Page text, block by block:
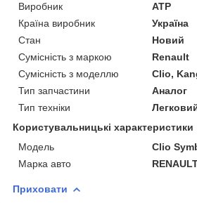
Виробник
ATP
Країна виробник
Україна
Стан
Новий
Сумісність з маркою
Renault
Сумісність з моделлю
Clio,
Тип запчастини
Аналог
Тип техніки
Користувальницькі характеристики
Мoдель
Clio
Марка авто
Приховати